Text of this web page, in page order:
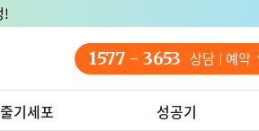
!
1577 - 3653 상담 예약
기세포 성공기